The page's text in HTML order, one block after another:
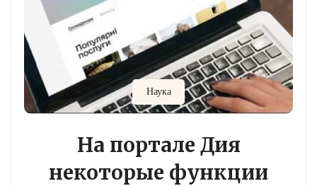
Наука
На портале Дия
некоторые функции